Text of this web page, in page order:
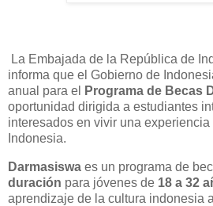
La Embajada de la República de
informa que el Gobierno de
anual para el
Programa de Becas
oportunidad dirigida a estudiantes
interesados en vivir una
Indonesia.
Darmasiswa es un programa de
duración para jóvenes de 18 a 32
aprendizaje de la cultura indonesia